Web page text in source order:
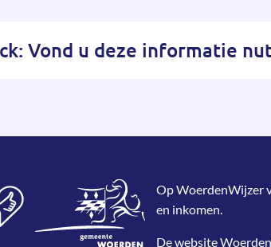
Vond u deze informatie
Op WoerdenWijzer
en inkomen.
De website